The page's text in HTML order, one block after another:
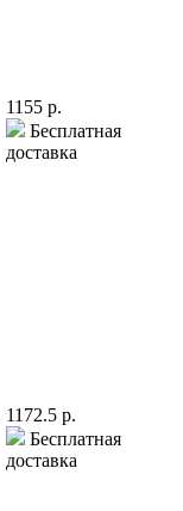
1155 р.
Бесплатная
доставка
1172.5 р.
Бесплатная
доставка